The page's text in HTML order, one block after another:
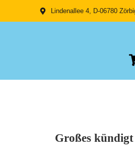
Lindenallee 4, D-06780
Großes